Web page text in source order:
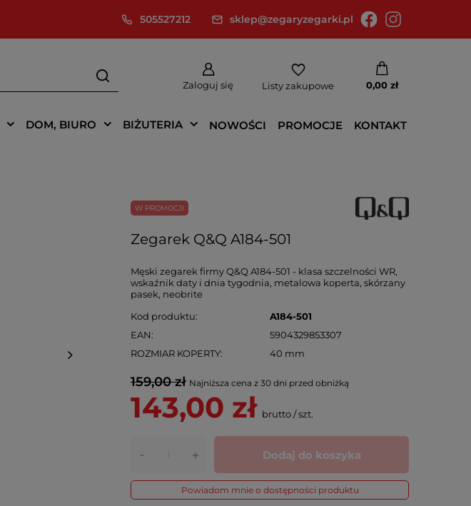
505527212 sklep@zegaryzegarki.pl
Zaloguj się Listy zakupowe 0,00 zł
DOM, BIURO BIŻUTERIA NOWOŚCI PROMOCJE KONTAKT
W PROMOCJI
Zegarek Q&Q A184-501
Męski zegarek firmy Q&Q A184-501 - klasa szczelności WR,
wskaźnik daty i dnia tygodnia, metalowa koperta, skórzany
pasek, neobrite
Kod produktu
A184-501
EAN
5904329853307
ROZMIAR KOPERTY
40 mm
159,00 zł Najniższa cena z 30 dni przed obniżką
143,00 zł brutto/szt.
- + Dodaj do koszyka
Powiadom mnie o dostępności produktu